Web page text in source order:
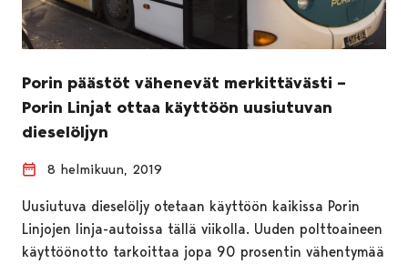
Porin päästöt vähenevät merkittävästi –
Porin Linjat ottaa käyttöön uusiutuvan
dieselöljyn
8 helmikuun, 2019
Uusiutuva dieselöljy otetaan käyttöön kaikissa Porin
Linjojen linja-autoissa tällä viikolla. Uuden polttoaineen
käyttöönotto tarkoittaa jopa 90 prosentin vähentymää